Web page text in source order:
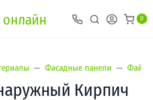
0
Фасадные панели
Кирпич